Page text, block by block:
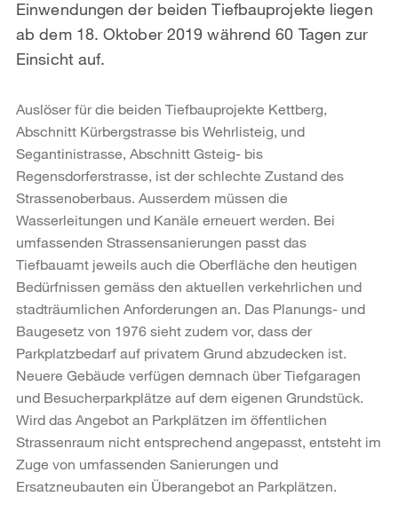
Einwendungen der beiden Tiefbauprojekte liegen
ab dem 18. Oktober 2019 während 60 Tagen zur
Einsicht auf.
Auslöser für die beiden Tiefbauprojekte Kettberg,
Abschnitt Kürbergstrasse bis Wehrlisteig, und
Segantinistrasse, Abschnitt Gsteig- bis
Regensdorferstrasse, ist der schlechte Zustand des
Strassenoberbaus. Ausserdem müssen die
Wasserleitungen und Kanäle erneuert werden. Bei
umfassenden Strassensanierungen passt das
Tiefbauamt jeweils auch die Oberfläche den heutigen
Bedürfnissen gemäss den aktuellen verkehrlichen und
stadträumlichen Anforderungen an. Das Planungs- und
Baugesetz von 1976 sieht zudem vor, dass der
Parkplatzbedarf auf privatem Grund abzudecken ist.
Neuere Gebäude verfügen demnach über Tiefgaragen
und Besucherparkplätze auf dem eigenen Grundstück.
Wird das Angebot an Parkplätzen im öffentlichen
Strassenraum nicht entsprechend angepasst, entsteht im
Zuge von umfassenden Sanierungen und
Ersatzneubauten ein Überangebot an Parkplätzen.